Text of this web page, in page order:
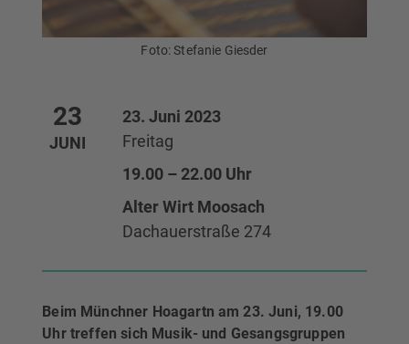
Foto: Stefanie Giesder
23
JUNI
23. Juni 2023
Freitag
19.00 – 22.00 Uhr
Alter Wirt Moosach
Dachauerstraße 274
Beim Münchner Hoagartn am 23. Juni, 19.00
Uhr treffen sich Musik- und Gesangsgruppen